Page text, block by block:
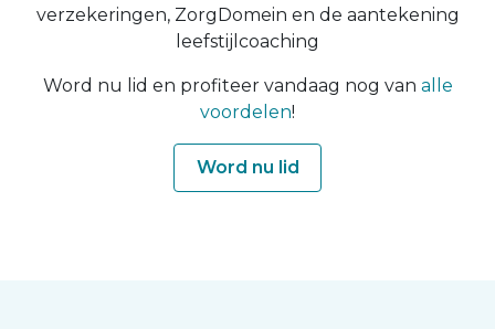
verzekeringen, ZorgDomein en de aantekening
leefstijlcoaching
Word nu lid en profiteer vandaag nog van alle
voordelen!
Word nu lid